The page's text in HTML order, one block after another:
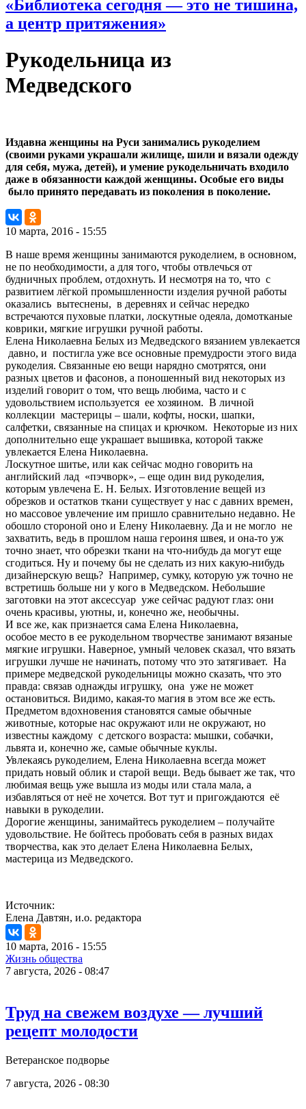
«Библиотека сегодня — это не тишина,
а центр притяжения»
Рукодельница из
Медведского
Издавна женщины на Руси занимались рукоделием
(своими руками украшали жилище, шили и вязали одежду
для себя, мужа, детей), и умение рукодельничать входило
даже в обязанности каждой женщины. Особые его виды
было принято передавать из поколения в поколение.
10 марта, 2016 - 15:55
В наше время женщины занимаются рукоделием, в основном,
не по необходимости, а для того, чтобы отвлечься от
будничных проблем, отдохнуть. И несмотря на то, что с
развитием лёгкой промышленности изделия ручной работы
оказались вытеснены, в деревнях и сейчас нередко
встречаются пуховые платки, лоскутные одеяла, домотканые
коврики, мягкие игрушки ручной работы.
Елена Николаевна Белых из Медведского вязанием увлекается
давно, и постигла уже все основные премудрости этого вида
рукоделия. Связанные ею вещи нарядно смотрятся, они
разных цветов и фасонов, а поношенный вид некоторых из
изделий говорит о том, что вещь любима, часто и с
удовольствием используется ее хозяином. В личной
коллекции мастерицы – шали, кофты, носки, шапки,
салфетки, связанные на спицах и крючком. Некоторые из них
дополнительно еще украшает вышивка, которой также
увлекается Елена Николаевна.
Лоскутное шитье, или как сейчас модно говорить на
английский лад «пэчворк», – еще один вид рукоделия,
которым увлечена Е. Н. Белых. Изготовление вещей из
обрезков и остатков ткани существует у нас с давних времен,
но массовое увлечение им пришло сравнительно недавно. Не
обошло стороной оно и Елену Николаевну. Да и не могло не
захватить, ведь в прошлом наша героиня швея, и она-то уж
точно знает, что обрезки ткани на что-нибудь да могут еще
сгодиться. Ну и почему бы не сделать из них какую-нибудь
дизайнерскую вещь? Например, сумку, которую уж точно не
встретишь больше ни у кого в Медведском. Небольшие
заготовки на этот аксессуар уже сейчас радуют глаз: они
очень красивы, уютны, и, конечно же, необычны.
И все же, как признается сама Елена Николаевна,
особое место в ее рукодельном творчестве занимают вязаные
мягкие игрушки. Наверное, умный человек сказал, что вязать
игрушки лучше не начинать, потому что это затягивает. На
примере медведской рукодельницы можно сказать, что это
правда: связав однажды игрушку, она уже не может
остановиться. Видимо, какая-то магия в этом все же есть.
Предметом вдохновения становятся самые обычные
животные, которые нас окружают или не окружают, но
известны каждому с детского возраста: мышки, собачки,
львята и, конечно же, самые обычные куклы.
Увлекаясь рукоделием, Елена Николаевна всегда может
придать новый облик и старой вещи. Ведь бывает же так, что
любимая вещь уже вышла из моды или стала мала, а
избавляться от неё не хочется. Вот тут и пригождаются её
навыки в рукоделии.
Дорогие женщины, занимайтесь рукоделием – получайте
удовольствие. Не бойтесь пробовать себя в разных видах
творчества, как это делает Елена Николаевна Белых,
мастерица из Медведского.
Источник:
Елена Давтян, и.о. редактора
10 марта, 2016 - 15:55
Жизнь общества
7 августа, 2026 - 08:47
Труд на свежем воздухе — лучший
рецепт молодости
Ветеранское подворье
7 августа, 2026 - 08:30